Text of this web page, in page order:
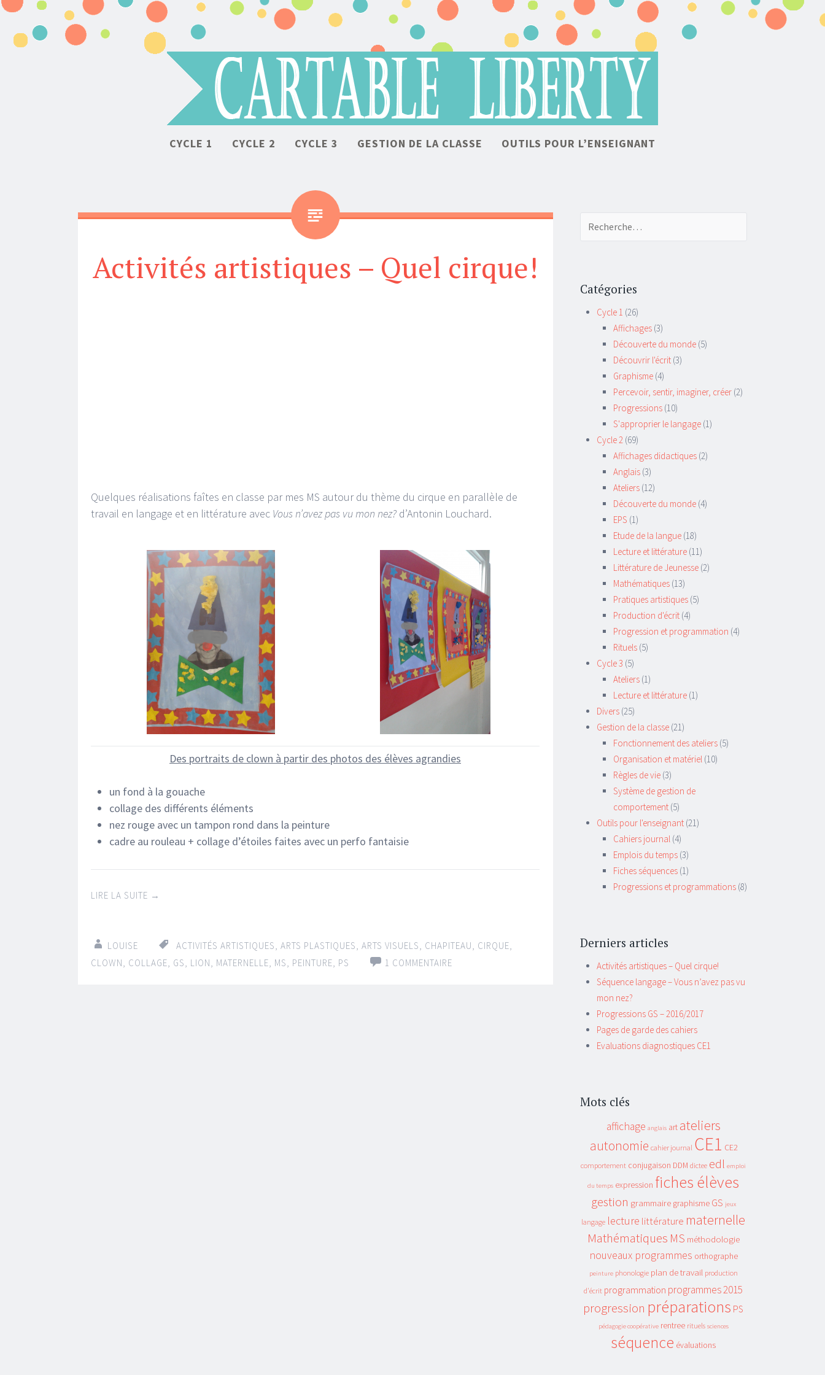
ALLER AU CONTENU
CYCLE 1 CYCLE 2 CYCLE 3 GESTION DE LA CLASSE OUTILS POUR L’ENSEIGNANT
Activités artistiques – Quel cirque!
Quelques réalisations faîtes en classe par mes MS autour du thème du cirque en parallèle de
travail en langage et en littérature avec Vous n’avez pas vu mon nez? d’Antonin Louchard.
Des portraits de clown à partir des photos des élèves agrandies
un fond à la gouache
collage des différents éléments
nez rouge avec un tampon rond dans la peinture
cadre au rouleau + collage d’étoiles faites avec un perfo fantaisie
LIRE LA SUITE →
LOUISE ACTIVITÉS ARTISTIQUES ARTS PLASTIQUES ARTS VISUELS CHAPITEAU CIRQUE
CLOWN
COLLAGE GS LION MATERNELLE MS PEINTURE PS 1 COMMENTAIRE
Catégories
Cycle 1 (26)
Affichages(3)
Découverte du monde(5)
Découvrir l'écrit(3)
Graphisme(4)
Percevoir, sentir, imaginer, créer(2)
Progressions(10)
S'approprier le langage(1)
Cycle 2 (69)
Affichages didactiques(2)
Anglais(3)
Ateliers(12)
Découverte du monde(4)
EPS (1)
Etude de la langue(18)
Lecture et littérature(11)
Littérature de Jeunesse(2)
Mathématiques(13)
Pratiques artistiques(5)
Production d'écrit(4)
Progression et programmation (4)
Rituels(5)
Cycle 3 (5)
Ateliers(1)
Lecture et littérature(1)
Divers(25)
Gestion de la classe(21)
Fonctionnement des ateliers(5)
Organisation et matériel (10)
Règles de vie(3)
Système de gestion de
comportement(5)
Outils pour l'enseignant(21)
Cahiers journal (4)
Emplois du temps(3)
Fiches séquences(1)
Progressions et programmations(8)
Derniers articles
Activités artistiques – Quel cirque!
Séquence langage – Vous n’avez pas vu
mon nez?
Progressions GS – 2016/2017
Pages de garde des cahiers
Evaluations diagnostiques CE1
Mots clés
affichage anglais art ateliers
autonomie cahier journal CE1 CE2
comportement conjugaison DDM dictee edl emploi
du temps expression fiches élèves
gestion grammaire graphisme GS jeux
langage lecture littérature maternelle
Mathématiques MS méthodologie
nouveaux programmes orthographe
peinture phonologie plan de travail production
d'écrit programmation programmes 2015
progression préparations PS
pédagogie coopérative rentree rituels sciences
séquence évaluations